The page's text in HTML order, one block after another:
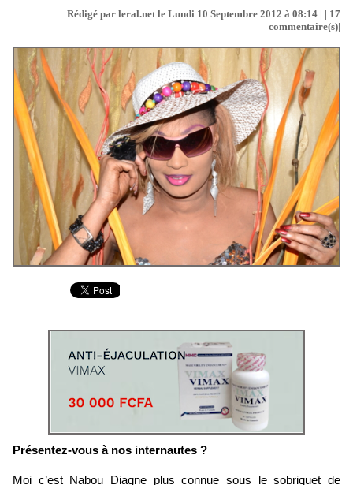
Rédigé par leral.net le Lundi 10 Septembre 2012 à 08:14 | | 17
commentaire(s)|
Présentez-vous à nos internautes ?
Moi c’est Nabou Diagne plus connue sous le sobriquet de